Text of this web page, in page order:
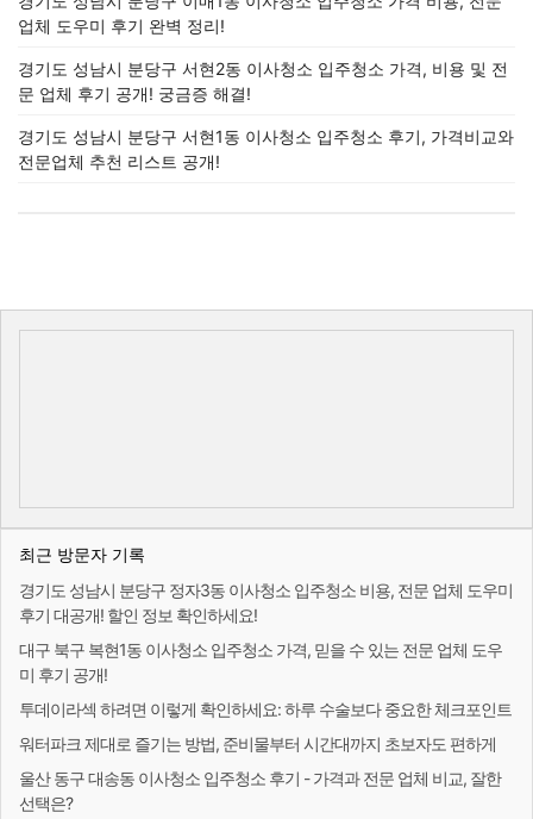
업체 도우미 후기 완벽 정리!
경기도 성남시 분당구 서현2동 이사청소 입주청소 가격, 비용 및 전
문 업체 후기 공개! 궁금증 해결!
경기도 성남시 분당구 서현1동 이사청소 입주청소 후기, 가격비교와
전문업체 추천 리스트 공개!
최근 방문자 기록
경기도 성남시 분당구 정자3동 이사청소 입주청소 비용, 전문 업체 도우미
후기 대공개! 할인 정보 확인하세요!
대구 북구 복현1동 이사청소 입주청소 가격, 믿을 수 있는 전문 업체 도우
미 후기 공개!
투데이라섹 하려면 이렇게 확인하세요: 하루 수술보다 중요한 체크포인트
워터파크 제대로 즐기는 방법, 준비물부터 시간대까지 초보자도 편하게
울산 동구 대송동 이사청소 입주청소 후기 - 가격과 전문 업체 비교, 잘한
선택은?